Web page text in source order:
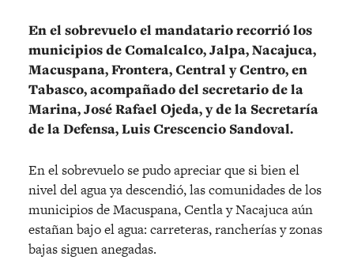
En el sobrevuelo el mandatario recorrió los
municipios de Comalcalco, Jalpa, Nacajuca,
Macuspana, Frontera, Central y Centro, en
Tabasco, acompañado del secretario de la
Marina, José Rafael Ojeda, y de la Secretaría
de la Defensa, Luis Crescencio Sandoval.
En el sobrevuelo se pudo apreciar que si bien el
nivel del agua ya descendió, las comunidades de los
municipios de Macuspana, Centla y Nacajuca aún
estañan bajo el agua: carreteras, rancherías y zonas
bajas siguen anegadas.